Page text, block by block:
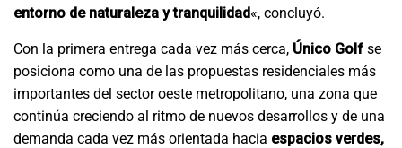
entorno de naturaleza y tranquilidad«, concluyó.
Con la primera entrega cada vez más cerca, Único Golf se
posiciona como una de las propuestas residenciales más
importantes del sector oeste metropolitano, una zona que
continúa creciendo al ritmo de nuevos desarrollos y de una
demanda cada vez más orientada hacia espacios verdes,